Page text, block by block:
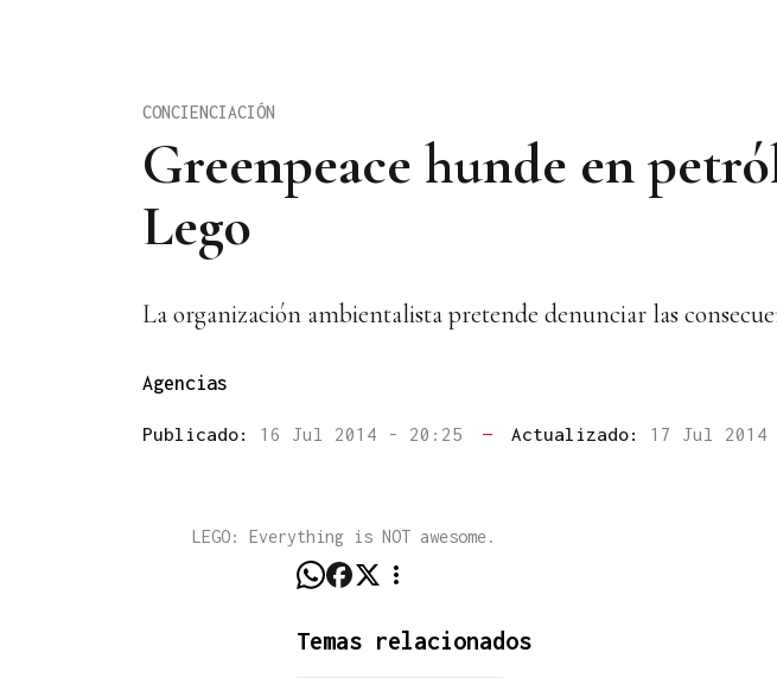
Greenpeace hunde en
Lego
CONCIENCIACIÓN
La organización ambientalista pretende denunciar las
Agencias
Publicado: 16 Jul 2014 - 20:25 — Actualizado: 17 Jul 2014
LEGO: Everything is NOT awesome.
Temas relacionados